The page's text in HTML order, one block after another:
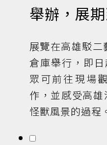
舉辦，展
展覽在高雄駁二
倉庫舉行，即
眾可前往現場
作，並感受高
怪獸風景的過程